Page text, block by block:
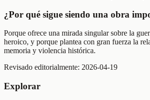
¿Por qué sigue siendo una obra
Porque ofrece una mirada singular sobre la
heroico, y porque plantea con gran fuerza la
memoria y violencia histórica.
Revisado editorialmente: 2026-04-19
Explorar